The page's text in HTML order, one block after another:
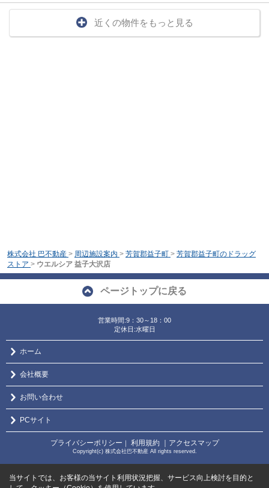
近くの物件をもっと見る
株式会社 巴不動産 > 周辺施設案内 > 芳賀郡益子町 > 芳賀郡益子町のドラッグ
ストア > ウエルシア 益子大沢店
ページトップに戻る
営業時間:9：30～18：00
定休日:水曜日
ホーム
会社概要
お問い合わせ
PCサイト
プライバシーポリシー ｜ 利用規約 ｜アクセスマップ
Copyright(c) 株式会社巴不動産 All rights reserved.
当サイトでは、お客様の当サイト利用状況把握、サービス向上検討を目的と